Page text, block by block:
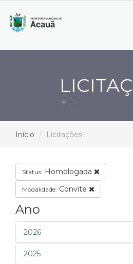
Início Licitações
Status: Homologada
Modalidade: Convite
Ano
2026
2025